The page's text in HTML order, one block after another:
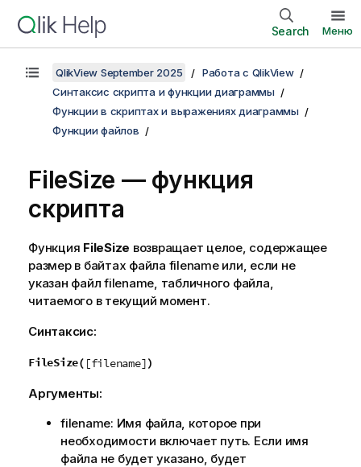
Search Меню
QlikView September 2025
Работа с QlikView
Синтаксис скрипта и функции диаграммы
Функции в скриптах и выражениях диаграммы
Функции файлов
FileSize — функция
скрипта
Функция FileSize возвращает целое, содержащее
размер в байтах файла filenameили, если не
указан файл filename, табличного файла,
читаемого в текущий момент.
Синтаксис:
FileSize( [filename])
Аргументы:
filename: Имя файла, которое при
необходимости включает путь. Если имя
файла не будет указано, будет